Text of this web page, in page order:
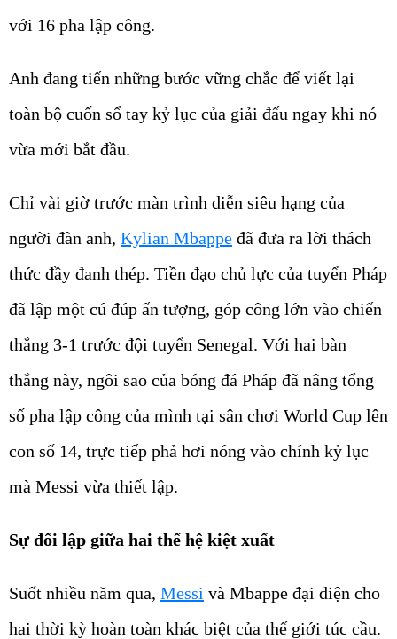
với 16 pha lập công.
Anh đang tiến những bước vững chắc để viết lại
toàn bộ cuốn sổ tay kỷ lục của giải đấu ngay khi nó
vừa mới bắt đầu.
Chỉ vài giờ trước màn trình diễn siêu hạng của
người đàn anh, Kylian Mbappe đã đưa ra lời thách
thức đầy đanh thép. Tiền đạo chủ lực của tuyển Pháp
đã lập một cú đúp ấn tượng, góp công lớn vào chiến
thắng 3-1 trước đội tuyển Senegal. Với hai bàn
thắng này, ngôi sao của bóng đá Pháp đã nâng tổng
số pha lập công của mình tại sân chơi World Cup lên
con số 14, trực tiếp phả hơi nóng vào chính kỷ lục
mà Messi vừa thiết lập.
Sự đối lập giữa hai thế hệ kiệt xuất
Suốt nhiều năm qua, Messi và Mbappe đại diện cho
hai thời kỳ hoàn toàn khác biệt của thế giới túc cầu.